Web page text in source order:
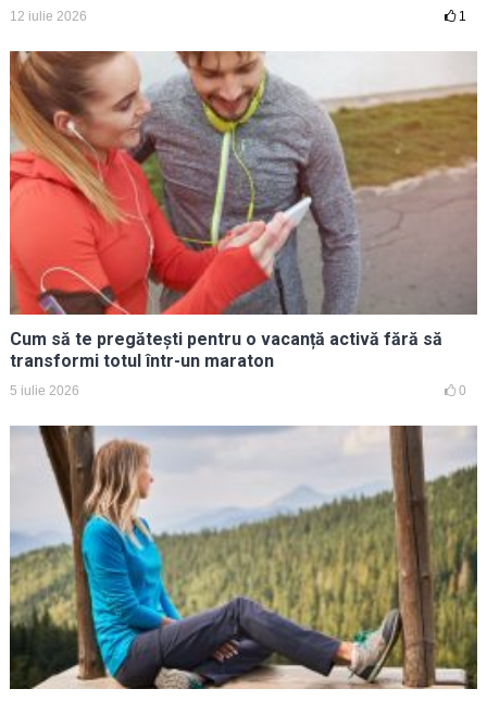
12 iulie 2026 1
Cum să te pregătești pentru o vacanță activă fără să
transformi totul într-un maraton
5 iulie 2026 0